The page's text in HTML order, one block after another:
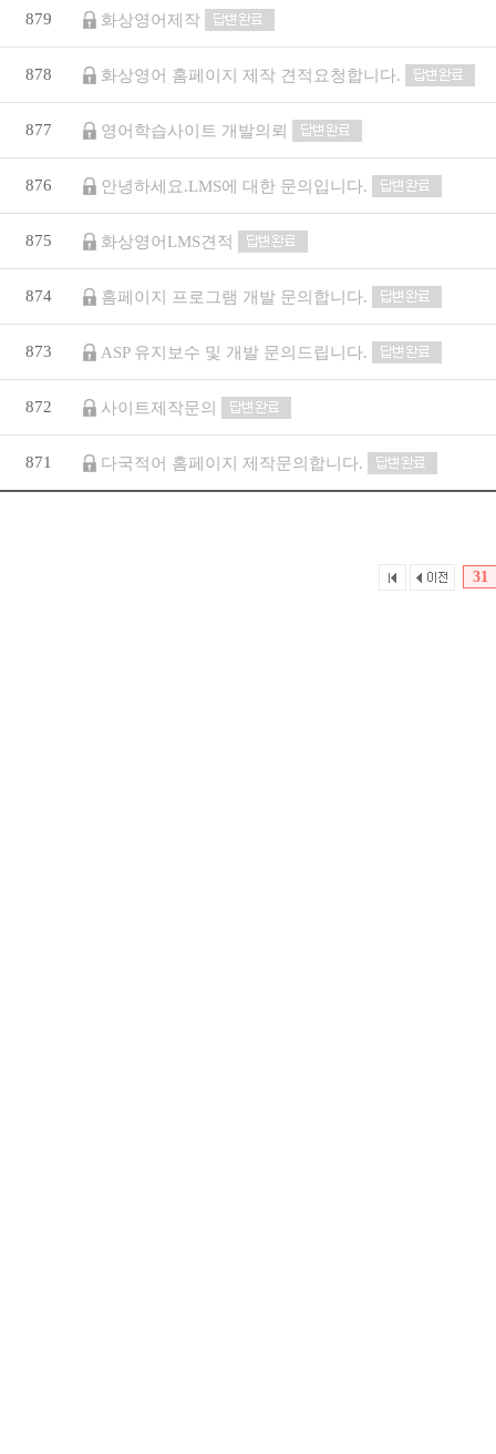
879 화상영어제작
878 화상영어 홈페이지 제작 견적요청합니다.
877 영어학습사이트 개발의뢰
876 안녕하세요.LMS에 대한 문의입니다.
875 화상영어LMS견적
874 홈페이지 프로그램 개발 문의합니다.
873 ASP 유지보수 및 개발 문의드립니다.
872 사이트제작문의
871 다국적어 홈페이지 제작문의합니다.
31